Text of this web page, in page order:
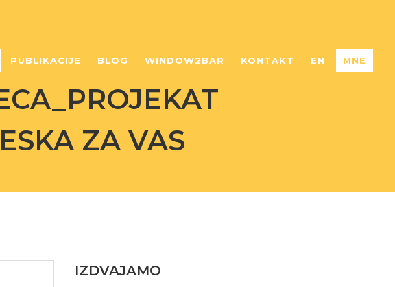
PUBLIKACIJE BLOG WINDOW2BAR KONTAKT EN MNE
ZA VAS
IZDVAJAMO